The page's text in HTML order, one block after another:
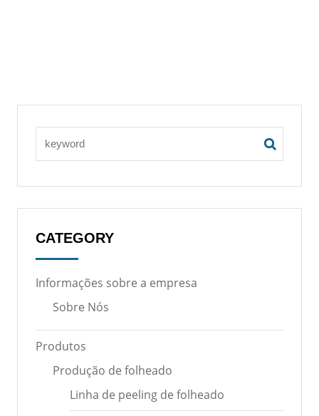
CATEGORY
Informações sobre a empresa
Sobre Nós
Produtos
Produção de folheado
Linha de peeling de folheado